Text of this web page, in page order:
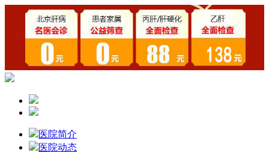
医院简介
医院动态